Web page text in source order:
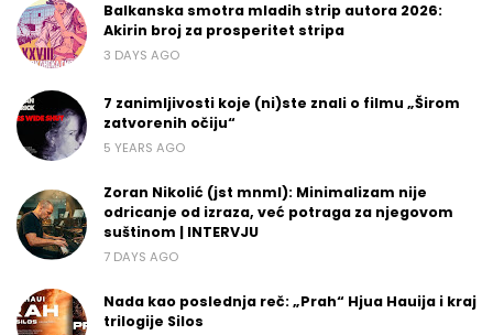
Balkanska smotra mladih strip autora 2026:
Akirin broj za prosperitet stripa
3 DAYS AGO
7 zanimljivosti koje (ni)ste znali o filmu „Širom
zatvorenih očiju“
5 YEARS AGO
Zoran Nikolić (jst mnml): Minimalizam nije
odricanje od izraza, već potraga za njegovom
suštinom | INTERVJU
7 DAYS AGO
Nada kao poslednja reč: „Prah“ Hjua Hauija i kraj
trilogije Silos